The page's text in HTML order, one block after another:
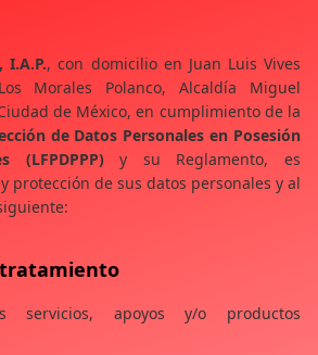
I.A.P., con domicilio en Juan Luis Vives
Morales Polanco, Alcaldía Miguel
de México, en cumplimiento de la
de Datos Personales en Posesión
(LFPDPPP)y su Reglamento, es
protección de sus datos personales y al
tratamiento
servicios, apoyos y/o productos